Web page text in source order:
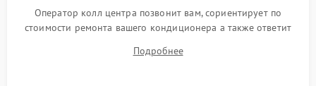
Оператор колл центра позвонит вам, сориентирует по
стоимости ремонта вашего кондиционера а также ответит
Подробнее